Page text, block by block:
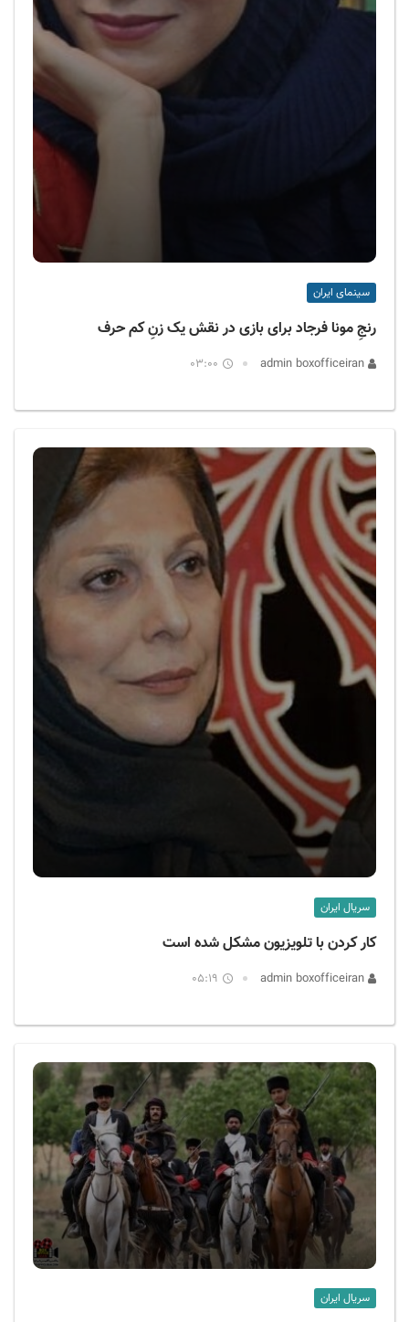
سینمای ایران
رنجِ مونا فرجاد برای بازی در نقش یک زنِ کم حرف
03:00
سریال ایران
کار کردن با تلویزیون مشکل شده است
05:19
سریال ایران